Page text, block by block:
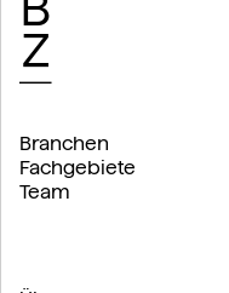
Branchen
Fachgebiete
Team